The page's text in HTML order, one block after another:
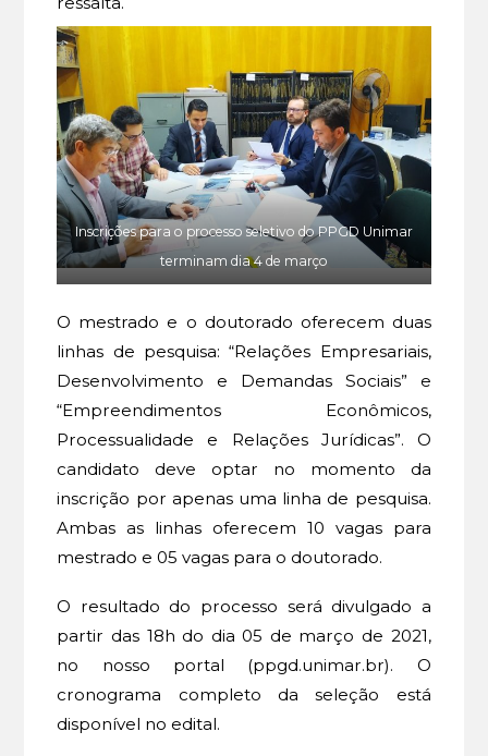
Inscrições para o processo seletivo do PPGD Unimar
terminam dia 4 de março
O mestrado e o doutorado oferecem duas
linhas de pesquisa: “Relações Empresariais,
Desenvolvimento e Demandas Sociais” e
“Empreendimentos Econômicos,
Processualidade e Relações Jurídicas”. O
candidato deve optar no momento da
inscrição por apenas uma linha de pesquisa.
Ambas as linhas oferecem 10 vagas para
mestrado e 05 vagas para o doutorado.
O resultado do processo será divulgado a
partir das 18h do dia 05 de março de 2021,
no nosso portal (ppgd.unimar.br). O
cronograma completo da seleção está
disponível no edital.